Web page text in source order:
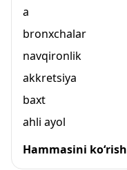
a
bronxchalar
navqironlik
akkretsiya
baxt
ahli ayol
Hammasini ko‘rish